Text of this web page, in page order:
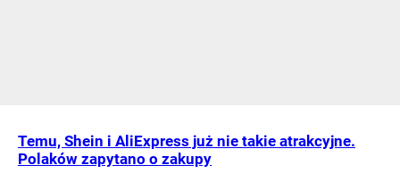
Temu, Shein i AliExpress już nie takie atrakcyjne.
Polaków zapytano o zakupy